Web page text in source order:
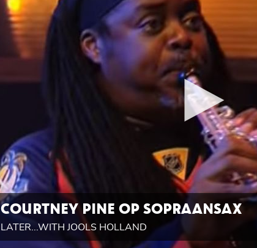
COURTNEY PINE OP SOPRAANSAX
LATER...WITH JOOLS HOLLAND